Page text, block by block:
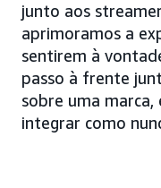
junto aos
aprimoramos a
sentirem à
passo à frente
sobre uma
integrar como